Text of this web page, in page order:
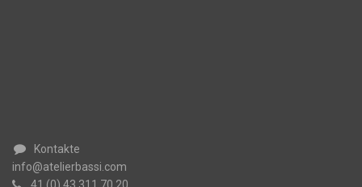
Kontakte
info@atelierbassi.com
41 (0) 43 311 70 20